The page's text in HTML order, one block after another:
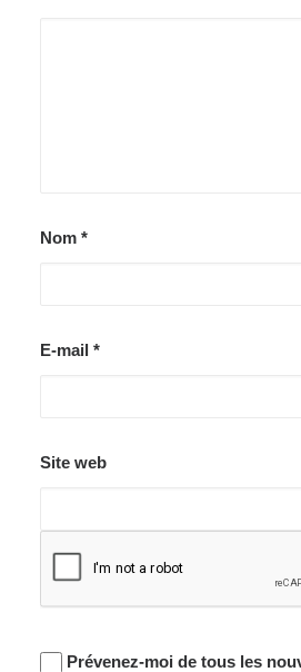
Nom *
E-mail *
Site web
Prévenez-moi de tous les